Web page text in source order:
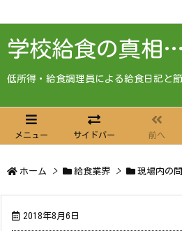
学校給食の真相…
低所得・給食調理員による給食日記と
メニュー サイドバー 前へ
ホーム > 給食業界 > 現場内の
2018年8月6日